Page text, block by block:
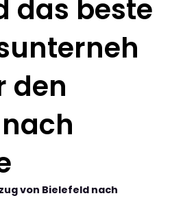
das beste
den
von Bielefeld nach